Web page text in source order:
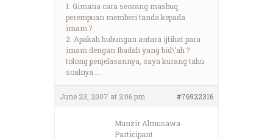
1. Gimana cara seorang masbuq
perempuan memberi tanda kepada
imam ?
2. Apakah hubungan antara ijtihat para
imam dengan Ibadah yang bid\’ah ?
tolong penjelasannya, saya kurang tahu
soalnya…..
June 23, 2007 at 2:06 pm #76922316
Munzir Almusawa
Participant